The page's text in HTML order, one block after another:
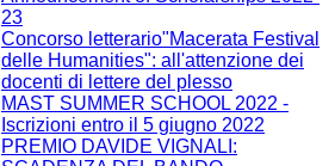
23
Concorso letterario"Macerata Festival
delle Humanities": all'attenzione dei
docenti di lettere del plesso
MAST SUMMER SCHOOL 2022 -
Iscrizioni entro il 5 giugno 2022
PREMIO DAVIDE VIGNALI: